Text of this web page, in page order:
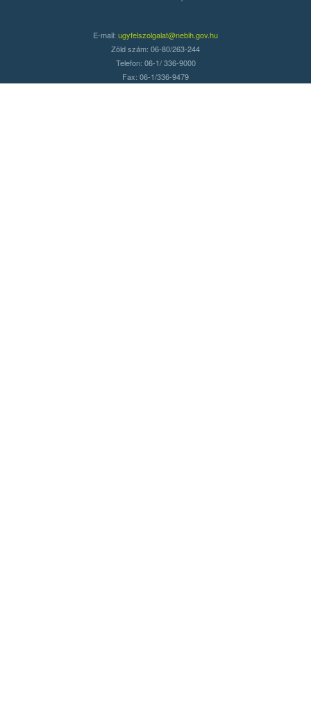
E-mail: ugyfelszolgalat@nebih.gov.hu
Zöld szám: 06-80/263-244
Telefon: 06-1/ 336-9000
Fax: 06-1/336-9479